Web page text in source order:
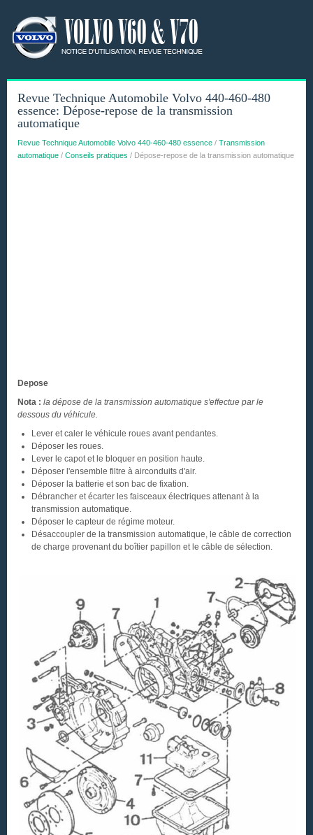
Revue Technique Automobile Volvo 440-460-480
essence: Dépose-repose de la transmission
automatique
Revue Technique Automobile Volvo 440-460-480 essence / Transmission
automatique / Conseils pratiques / Dépose-repose de la transmission automatique
Depose
Nota : la dépose de la transmission automatique s'effectue par le
dessous du véhicule.
Lever et caler le véhicule roues avant pendantes.
Déposer les roues.
Lever le capot et le bloquer en position haute.
Déposer l'ensemble filtre à airconduits d'air.
Déposer la batterie et son bac de fixation.
Débrancher et écarter les faisceaux électriques attenant à la
transmission automatique.
Déposer le capteur de régime moteur.
Désaccoupler de la transmission automatique, le câble de correction
de charge provenant du boîtier papillon et le câble de sélection.